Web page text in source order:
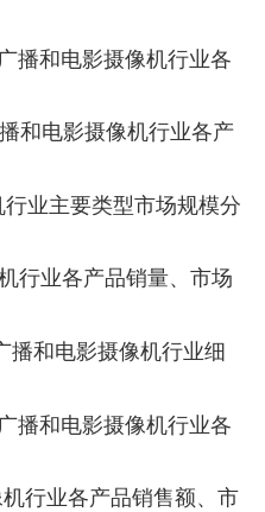
播和电影摄像机行业各
和电影摄像机行业各产
业主要类型市场规模分
行业各产品销量、市场
播和电影摄像机行业细
播和电影摄像机行业各
行业各产品销售额、市